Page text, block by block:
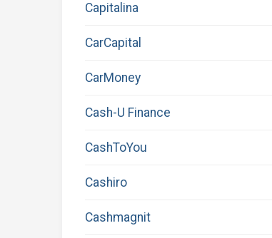
Capitalina
CarCapital
CarMoney
Cash-U Finance
CashToYou
Cashiro
Cashmagnit